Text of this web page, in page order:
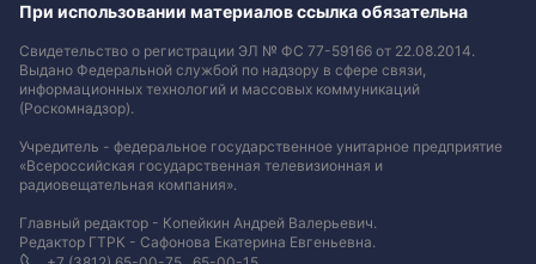
При использовании материалов ссылка обязательна
Свидетельство о регистрации ЭЛ № ФС 77-59166 от 22.08.2014.
Выдано Федеральной службой по надзору в сфере связи,
информационных технологий и массовых коммуникаций
(Роскомнадзор).
Учредитель - федеральное государственное унитарное предприятие
«Всероссийская государственная телевизионная и
радиовещательная компания».
Главный редактор - Копейкин Андрей Валерьевич.
Редактор ГТРК - Сафонова Екатерина Евгеньевна.